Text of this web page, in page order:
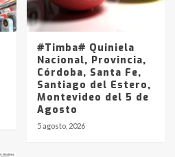
#Timba# Quiniela
Nacional, Provincia,
Córdoba, Santa Fe,
Santiago del Estero,
Montevideo del 5 de
Agosto
5 agosto, 2026